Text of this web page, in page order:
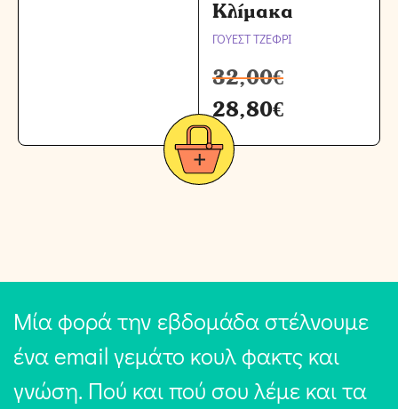
Κλίμακα
ΓΟΥΕΣΤ ΤΖΕΦΡΙ
32,00€
28,80€
Μία φορά την εβδομάδα στέλνουμε
ένα email γεμάτο κουλ φακτς και
γνώση. Πού και πού σου λέμε και τα